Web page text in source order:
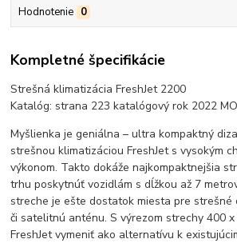
Hodnotenie 0
Kompletné špecifikácie
Strešná klimatizácia FreshJet 2200
Katalóg: strana 223 katalógový rok 2022
Myšlienka je geniálna – ultra kompaktný
strešnou klimatizáciou FreshJet s vysokým
výkonom. Takto dokáže najkompaktnejšia
trhu poskytnúť vozidlám s dĺžkou až 7
streche je ešte dostatok miesta pre strešné
či satelitnú anténu. S výrezom strechy 400 x
FreshJet vymeniť ako alternatívu k